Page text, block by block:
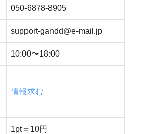
050-6878-8905
support-gandd@e-mail.jp
10:00〜18:00
情報求む
1pt＝10円